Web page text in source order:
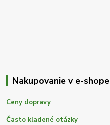
Nakupovanie v e-shope
Ceny dopravy
Často kladené otázky